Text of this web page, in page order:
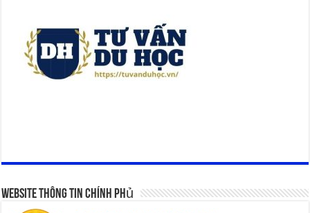
Website Thông Tin Chính Phủ